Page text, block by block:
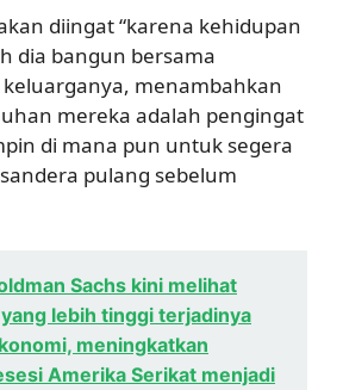
diingat “karena kehidupan
dia bangun bersama
keluarganya, menambahkan
mereka adalah pengingat
di mana pun untuk segera
pulang sebelum
Sachs kini melihat
lebih tinggi terjadinya
meningkatkan
Amerika Serikat menjadi